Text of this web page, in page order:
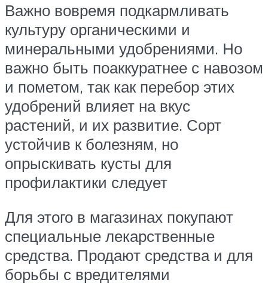
Важно вовремя подкармливать
культуру органическими и
минеральными удобрениями. Но
важно быть поаккуратнее с навозом
и пометом, так как перебор этих
удобрений влияет на вкус
растений, и их развитие. Сорт
устойчив к болезням, но
опрыскивать кусты для
профилактики следует
Для этого в магазинах покупают
специальные лекарственные
средства. Продают средства и для
борьбы с вредителями